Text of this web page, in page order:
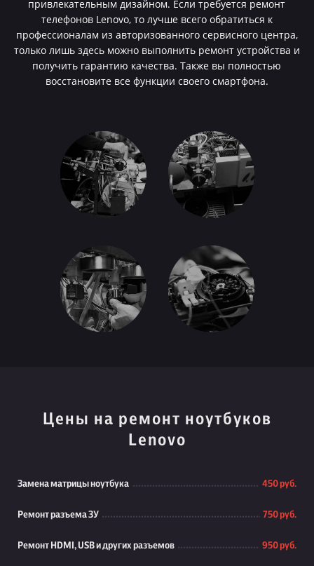
привлекательным дизайном. Если требуется ремонт
телефонов Lenovo, то лучше всего обратиться к
профессионалам из авторизованного сервисного центра,
только лишь здесь можно выполнить ремонт устройства и
получить гарантию качества. Также вы полностью
восстановите все функции своего смартфона.
Цены на ремонт ноутбуков
Lenovo
Замена матрицы ноутбука 450 руб.
Ремонт разъема ЗУ 750 руб.
Ремонт HDMI, USB и других разъемов 950 руб.